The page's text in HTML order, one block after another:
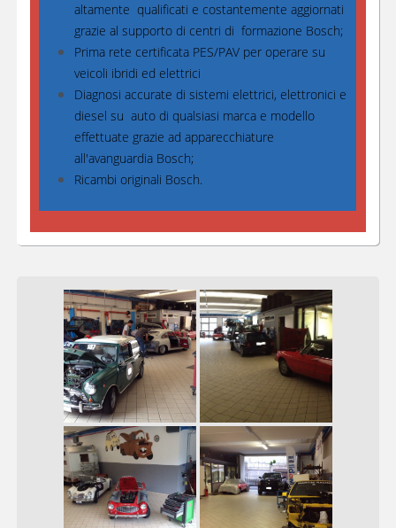
altamente qualificati e costantemente aggiornati
grazie al supporto di centri di formazione Bosch;
Prima rete certificata PES/PAV per operare su
veicoli ibridi ed elettrici
Diagnosi accurate di sistemi elettrici, elettronici e
diesel su auto di qualsiasi marca e modello
effettuate grazie ad apparecchiature
all'avanguardia Bosch;
Ricambi originali Bosch.